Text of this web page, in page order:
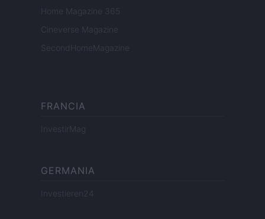
Home Magazine 365
Cineverse Magazine
SecondHomeMagazine
FRANCIA
InvestirMag
GERMANIA
Investieren24